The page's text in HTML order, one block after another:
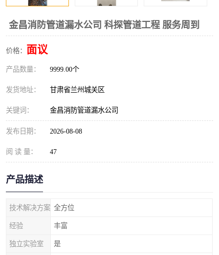
金昌消防管道漏水公司 科探管道工程 服务周到
价格： 面议
产品数量： 9999.00个
发货地址： 甘肃省兰州城关区
关键词： 金昌消防管道漏水公司
发布日期： 2026-08-08
阅 读 量： 47
产品描述
技术解决方案 全方位
经验 丰富
独立实验室 是